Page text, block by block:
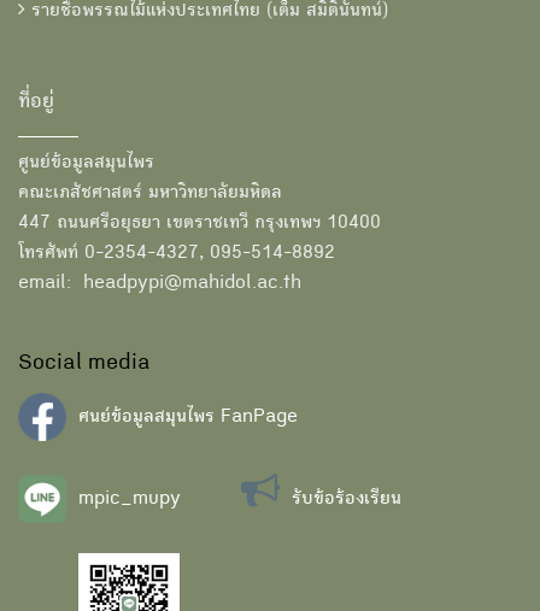
รายชื่อพรรณไม้แห่งประเทศไทย (เต็ม สมิตินันทน์)
ที่อยู่
ศูนย์ข้อมูลสมุนไพร
คณะเภสัชศาสตร์ มหาวิทยาลัยมหิดล
447 ถนนศรีอยุธยา เขตราชเทวี กรุงเทพฯ 10400
โทรศัพท์ 0-2354-4327, 095-514-8892
email: headpypi@mahidol.ac.th
Social media
ศนย์ข้อมูลสมุนไพร FanPage
mpic_mupy รับข้อร้องเรียน